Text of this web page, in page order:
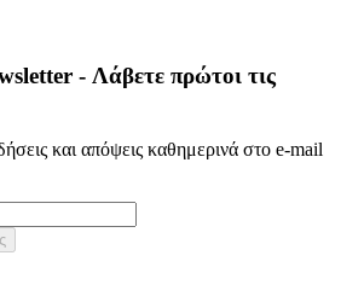
- Λάβετε πρώτοι τις
και απόψεις καθημερινά στο e-mail